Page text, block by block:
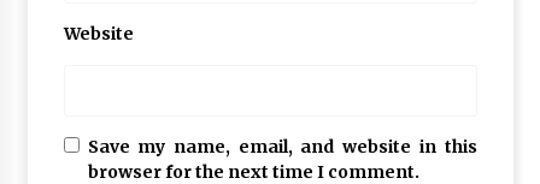
Website
Save my name, email, and website in this
browser for the next time I comment.